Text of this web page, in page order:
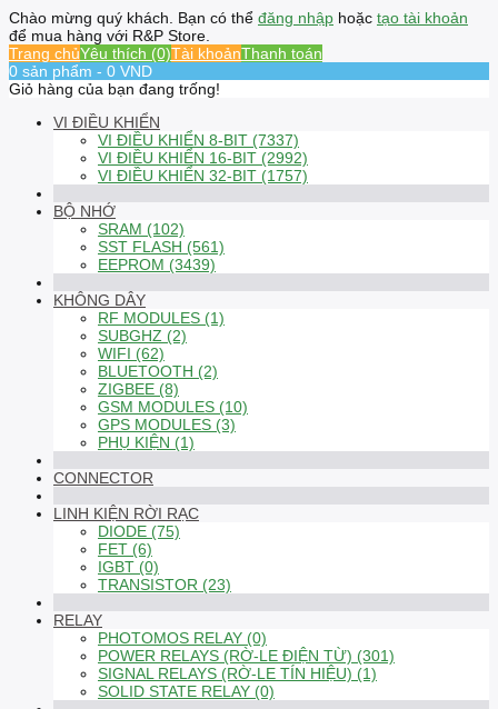
Chào mừng quý khách. Bạn có thể đăng nhập hoặc tạo tài khoản
để mua hàng với R&P Store.
Trang chủYêu thích (0)Tài khoảnThanh toán
0 sản phẩm - 0 VND
Giỏ hàng của bạn đang trống!
VI ĐIỀU KHIỂN
VI ĐIỀU KHIỂN 8-BIT (7337)
VI ĐIỀU KHIỂN 16-BIT (2992)
VI ĐIỀU KHIỂN 32-BIT (1757)
BỘ NHỚ
SRAM (102)
SST FLASH (561)
EEPROM (3439)
KHÔNG DÂY
RF MODULES (1)
SUBGHZ (2)
WIFI (62)
BLUETOOTH (2)
ZIGBEE (8)
GSM MODULES (10)
GPS MODULES (3)
PHỤ KIỆN (1)
CONNECTOR
LINH KIỆN RỜI RẠC
DIODE (75)
FET (6)
IGBT (0)
TRANSISTOR (23)
RELAY
PHOTOMOS RELAY (0)
POWER RELAYS (RỜ-LE ĐIỆN TỪ) (301)
SIGNAL RELAYS (RỜ-LE TÍN HIỆU) (1)
SOLID STATE RELAY (0)